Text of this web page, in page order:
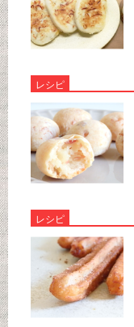
レシピ
レシピ